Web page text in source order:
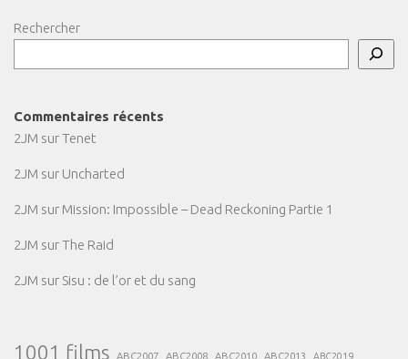
Rechercher
Commentaires récents
2JM surTenet
2JM sur Uncharted
2JM sur Mission: Impossible – Dead Reckoning Partie 1
2JM surThe Raid
2JM sur Sisu : de l’or et du sang
1001 films ABC2007 ABC2008 ABC2010 ABC2013 ABC2019